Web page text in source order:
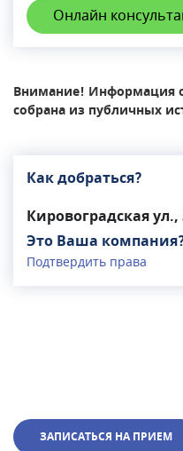
Онлайн
Внимание! Информация
собрана из публичных
Как добраться?
Кировоградская
Это Ваша
Подтвердить права
ЗАПИСАТЬСЯ НА ПРИЕМ